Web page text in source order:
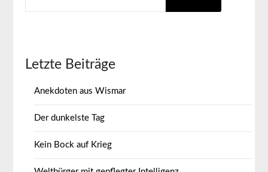
Letzte Beiträge
Anekdoten aus Wismar
Der dunkelste Tag
Kein Bock auf Krieg